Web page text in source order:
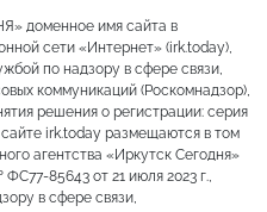
доменное имя сайта в
сети «Интернет» (irk.today),
по надзору в сфере связи,
коммуникаций (Роскомнадзор),
решения о регистрации: серия
irk.today размещаются в том
агентства «Иркутск Сегодня»
85643 от 21 июля 2023 г.,
в сфере связи,